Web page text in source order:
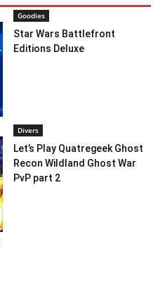
Goodies
Star Wars Battlefront
Editions Deluxe
Divers
Let’s Play Quatregeek Ghost
Recon Wildland Ghost War
PvP part 2